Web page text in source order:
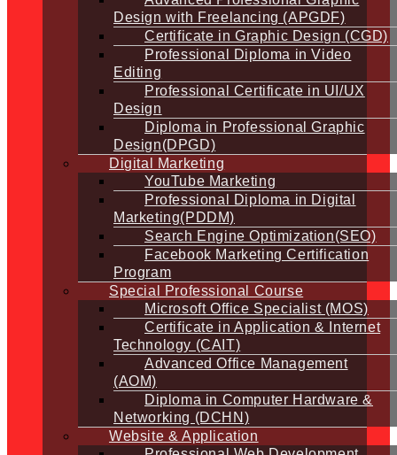
Design with Freelancing (APGDF)
Certificate in Graphic Design (CGD)
Professional Diploma in Video
Editing
Professional Certificate in UI/UX
Design
Diploma in Professional Graphic
Design(DPGD)
Digital Marketing
YouTube Marketing
Professional Diploma in Digital
Marketing(PDDM)
Search Engine Optimization(SEO)
Facebook Marketing Certification
Program
Special Professional Course
Microsoft Office Specialist (MOS)
Certificate in Application & Internet
Technology (CAIT)
Advanced Office Management
(AOM)
Diploma in Computer Hardware &
Networking (DCHN)
Website & Application